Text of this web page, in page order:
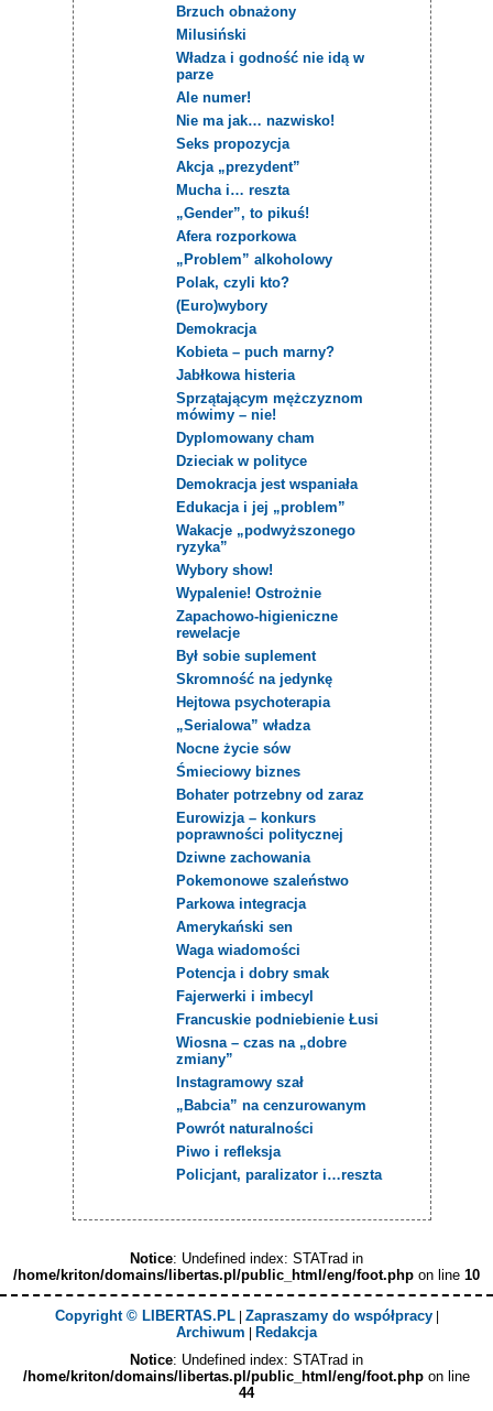
Brzuch obnażony
Milusiński
Władza i godność nie idą w
parze
Ale numer!
Nie ma jak… nazwisko!
Seks propozycja
Akcja „prezydent”
Mucha i… reszta
„Gender”, to pikuś!
Afera rozporkowa
„Problem” alkoholowy
Polak, czyli kto?
(Euro)wybory
Demokracja
Kobieta – puch marny?
Jabłkowa histeria
Sprzątającym mężczyznom
mówimy – nie!
Dyplomowany cham
Dzieciak w polityce
Demokracja jest wspaniała
Edukacja i jej „problem”
Wakacje „podwyższonego
ryzyka”
Wybory show!
Wypalenie! Ostrożnie
Zapachowo-higieniczne
rewelacje
Był sobie suplement
Skromność na jedynkę
Hejtowa psychoterapia
„Serialowa” władza
Nocne życie sów
Śmieciowy biznes
Bohater potrzebny od zaraz
Eurowizja – konkurs
poprawności politycznej
Dziwne zachowania
Pokemonowe szaleństwo
Parkowa integracja
Amerykański sen
Waga wiadomości
Potencja i dobry smak
Fajerwerki i imbecyl
Francuskie podniebienie Łusi
Wiosna – czas na „dobre
zmiany”
Instagramowy szał
„Babcia” na cenzurowanym
Powrót naturalności
Piwo i refleksja
Policjant, paralizator i…reszta
Notice: Undefined index: STATrad in
/home/kriton/domains/libertas.pl/public_html/eng/foot.php on line 10
Copyright © LIBERTAS.PL| Zapraszamy do współpracy|
Archiwum | Redakcja
Notice: Undefined index: STATrad in
/home/kriton/domains/libertas.pl/public_html/eng/foot.php on line
44